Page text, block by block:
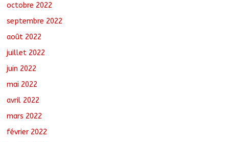
octobre 2022
septembre 2022
août 2022
juillet 2022
juin 2022
mai 2022
avril 2022
mars 2022
février 2022